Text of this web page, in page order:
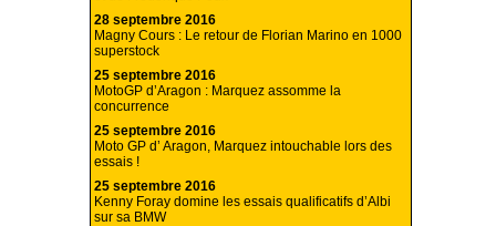
28 septembre 2016
Magny Cours : Le retour de Florian Marino en 1000
superstock
25 septembre 2016
MotoGP d’Aragon : Marquez assomme la
concurrence
25 septembre 2016
Moto GP d’ Aragon, Marquez intouchable lors des
essais !
25 septembre 2016
Kenny Foray domine les essais qualificatifs d’Albi
sur sa BMW